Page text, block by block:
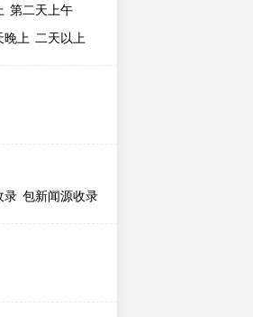
第二天上午
晚上 二天以上
录 包新闻源收录